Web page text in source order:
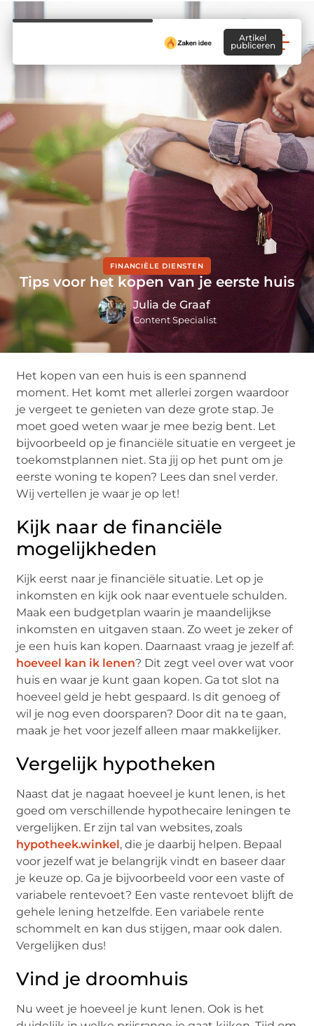
Artikel
publiceren
FINANCIËLE DIENSTEN
Tips voor het kopen van je eerste huis
Julia de Graaf
Content Specialist
Het kopen van een huis is een spannend
moment. Het komt met allerlei zorgen waardoor
je vergeet te genieten van deze grote stap. Je
moet goed weten waar je mee bezig bent. Let
bijvoorbeeld op je financiële situatie en vergeet je
toekomstplannen niet. Sta jij op het punt om je
eerste woning te kopen? Lees dan snel verder.
Wij vertellen je waar je op let!
Kijk naar de financiële
mogelijkheden
Kijk eerst naar je financiële situatie. Let op je
inkomsten en kijk ook naar eventuele schulden.
Maak een budgetplan waarin je maandelijkse
inkomsten en uitgaven staan. Zo weet je zeker of
je een huis kan kopen. Daarnaast vraag je jezelf af:
hoeveel kan ik lenen? Dit zegt veel over wat voor
huis en waar je kunt gaan kopen. Ga tot slot na
hoeveel geld je hebt gespaard. Is dit genoeg of
wil je nog even doorsparen? Door dit na te gaan,
maak je het voor jezelf alleen maar makkelijker.
Vergelijk hypotheken
Naast dat je nagaat hoeveel je kunt lenen, is het
goed om verschillende hypothecaire leningen te
vergelijken. Er zijn tal van websites, zoals
hypotheek.winkel, die je daarbij helpen. Bepaal
voor jezelf wat je belangrijk vindt en baseer daar
je keuze op. Ga je bijvoorbeeld voor een vaste of
variabele rentevoet? Een vaste rentevoet blijft de
gehele lening hetzelfde. Een variabele rente
schommelt en kan dus stijgen, maar ook dalen.
Vergelijken dus!
Vind je droomhuis
Nu weet je hoeveel je kunt lenen. Ook is het